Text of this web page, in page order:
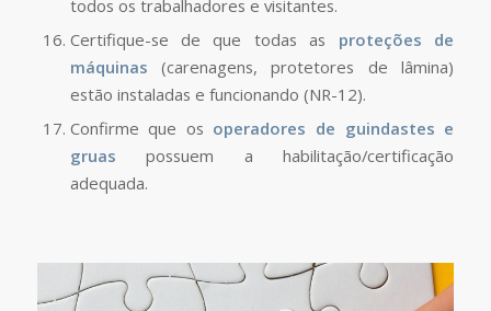
todos os trabalhadores e visitantes.
Certifique-se de que todas as proteções de
máquinas (carenagens, protetores de lâmina)
estão instaladas e funcionando (NR-12).
Confirme que os operadores de guindastes e
gruas possuem a habilitação/certificação
adequada.